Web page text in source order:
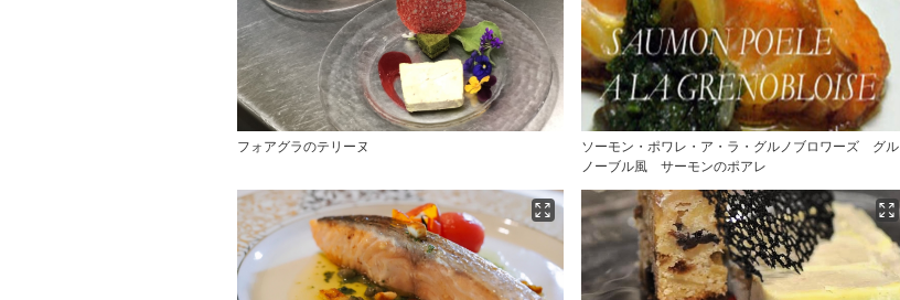
フォアグラのテリーヌ
ソーモン・ポワレ・ア・ラ・グルノブロワーズ グル
ノーブル風 サーモンのポアレ